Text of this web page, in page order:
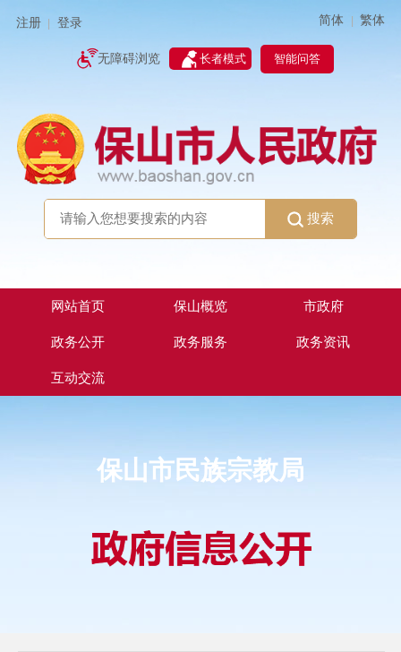
注册 登录 简体 | 繁体
无障碍浏览 长者模式 智能问答
搜索
网站首页 保山概览 市政府
政务公开 政务服务 政务资讯
互动交流
保山市民族宗教局